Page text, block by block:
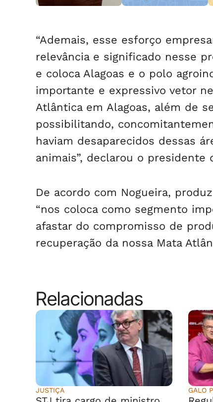
confeitaria novo
às vítimas de violência
“Ademais, esse esforço
relevância e significado nesse
e coloca Alagoas e o polo
importante e expressivo vetor
Atlântica em Alagoas, além de
possibilitando,
haviam desaparecidos dessas
animais”, declarou o presidente
De acordo com Nogueira,
“nos coloca como segmento
afastar do compromisso de
recuperação da nossa Mata
Relacionadas
JUSTIÇA GALO